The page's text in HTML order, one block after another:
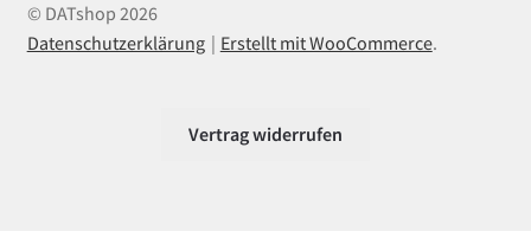
© DATshop 2026
Datenschutzerklärung
Erstellt mit WooCommerce.
Vertrag widerrufen